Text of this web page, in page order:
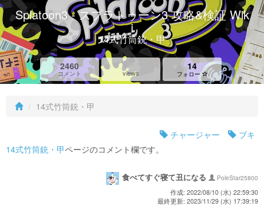
Splatoon3 - スプラトゥーン3 攻略&検証 Wik
i
14式竹筒銃・甲
2460
コメント views
14
フォロー
14式竹筒銃・甲
チャージャー
ブキ
14式竹筒銃・甲ページのコメント欄です。
食べてすぐ寝て丑になる
PoleStar25800
作成: 2022/08/10 (水) 22:59:30
最終更新: 2023/11/29 (水) 17:39:19